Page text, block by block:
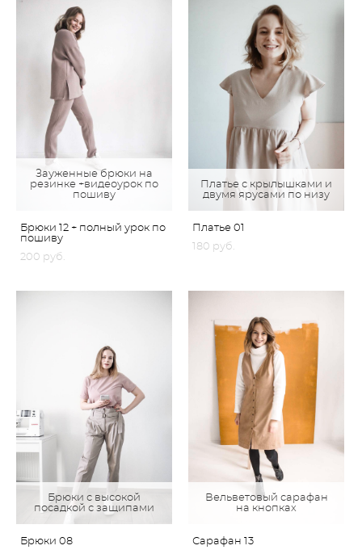
Зауженные брюки на
резинке +видеоурок по
пошиву
Брюки 12 + полный урок по
пошиву
200 pуб.
Платье с крылышками и
двумя ярусами по низу
Платье 01
180 pуб.
Брюки с высокой
посадкой с защипами
Брюки 08
Вельветовый сарафан
на кнопках
Сарафан 13